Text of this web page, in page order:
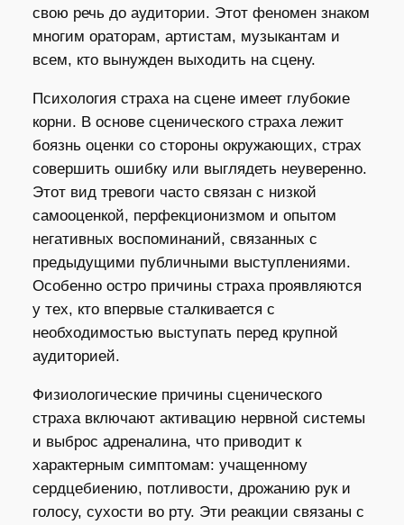
свою речь до аудитории. Этот феномен знаком
многим ораторам, артистам, музыкантам и
всем, кто вынужден выходить на сцену.
Психология страха на сцене имеет глубокие
корни. В основе сценического страха лежит
боязнь оценки со стороны окружающих, страх
совершить ошибку или выглядеть неуверенно.
Этот вид тревоги часто связан с низкой
самооценкой, перфекционизмом и опытом
негативных воспоминаний, связанных с
предыдущими публичными выступлениями.
Особенно остро причины страха проявляются
у тех, кто впервые сталкивается с
необходимостью выступать перед крупной
аудиторией.
Физиологические причины сценического
страха включают активацию нервной системы
и выброс адреналина, что приводит к
характерным симптомам: учащенному
сердцебиению, потливости, дрожанию рук и
голосу, сухости во рту. Эти реакции связаны с